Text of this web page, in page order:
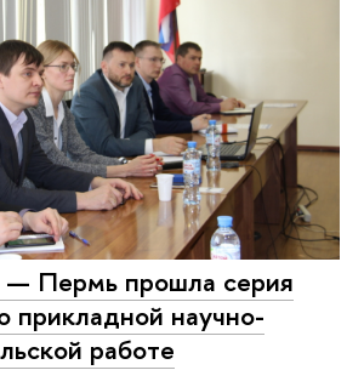
Пермь прошла серия
прикладной научно-
работе